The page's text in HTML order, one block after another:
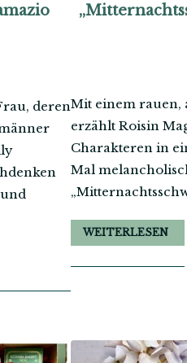
derenMit einem rauen,
erzählt Roisin
Charakteren in
Mal
WEITERLESEN